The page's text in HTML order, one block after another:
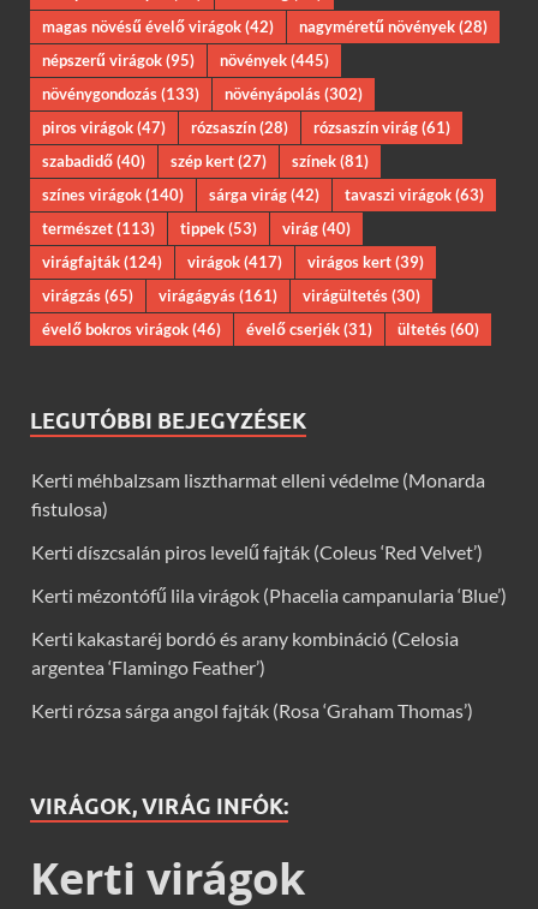
magas növésű évelő virágok(42) nagyméretű növények(28)
népszerű virágok(95) növények(445)
növénygondozás(133) növényápolás(302)
piros virágok(47) rózsaszín(28) rózsaszín virág(61)
szabadidő(40) szép kert(27) színek(81)
színes virágok(140) sárga virág(42) tavaszi virágok(63)
természet(113) tippek(53) virág(40)
virágfajták(124) virágok(417) virágos kert(39)
virágzás(65) virágágyás(161) virágültetés(30)
évelő bokros virágok(46) évelő cserjék(31) ültetés(60)
LEGUTÓBBI BEJEGYZÉSEK
Kerti méhbalzsam lisztharmat elleni védelme (Monarda
fistulosa)
Kerti díszcsalán piros levelű fajták (Coleus ‘Red Velvet’)
Kerti mézontófű lila virágok (Phacelia campanularia ‘Blue’)
Kerti kakastaréj bordó és arany kombináció (Celosia
argentea ‘Flamingo Feather’)
Kerti rózsa sárga angol fajták (Rosa ‘Graham Thomas’)
VIRÁGOK, VIRÁG INFÓK:
Kerti virágok